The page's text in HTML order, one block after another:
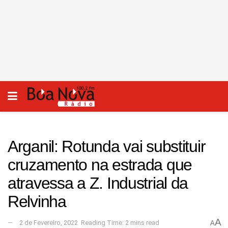
Arganil: Rotunda vai substituir
cruzamento na estrada que
atravessa a Z. Industrial da
Relvinha
2 de Fevereiro, 2022 Reading Time: 2 mins read AA